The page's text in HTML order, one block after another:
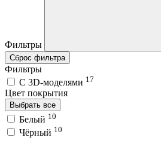
Фильтры
Сброс фильтра
Фильтры
C 3D-моделями 17
Цвет покрытия
Выбрать все
Белый 10
Чёрный 10